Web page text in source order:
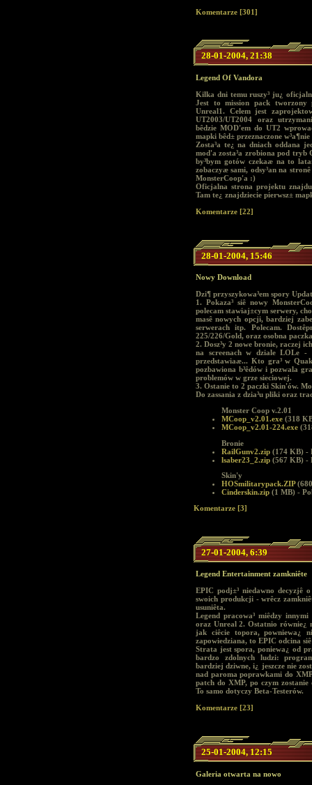
Komentarze [301]
28-01-2004, 21:38
Legend Of Vandora
Kilka dni temu ruszy³ ju¿
Jest to mission pack tworzony
Unreal1. Celem jest
UT2003/UT2004 oraz
bêdzie MOD'em do UT2
mapki bêd± przeznaczone
Zosta³a te¿ na dniach oddana
mod'a zosta³a zrobiona pod tryb
by³bym gotów czekaæ na to
zobaczyæ sami, odsy³an na
MonsterCoop'a :)
Oficjalna strona projektu
Tam te¿ znajdziecie pierwsz±
Komentarze [22]
28-01-2004, 15:46
Nowy Download
Dzi¶ przyszykowa³em spory
1. Pokaza³ siê nowy
polecam stawiaj±cym serwery,
masê nowych opcji, bardziej
serwerach itp. Polecam.
225/226/Gold, oraz osobna
2. Dosz³y 2 nowe bronie, raczej
na screenach w dziale LOLe
przedstawiaæ... Kto gra³ w
pozbawiona b³êdów i pozwala
problemów w grze sieciowej.
3. Ostanie to 2 paczki Skin'ów.
Do zassania z dzia³u pliki oraz
Monster Coop v.2.01
MCoop_v2.01.exe (318
MCoop_v2.01-224.exe
Bronie
RailGunv2.zip (174 KB) -
lsaber23_2.zip (567 KB) -
Skin'y
HOSmilitarypack.ZIP
Cinderskin.zip (1 MB) -
Komentarze [3]
27-01-2004, 6:39
Legend Entertainment zamkniête
EPIC podj±³ niedawno decyzjê
swoich produkcji - wrêcz
usuniêta.
Legend pracowa³ miêdzy
oraz Unreal 2. Ostatnio równie¿
jak ciêcie topora, powniewa¿
zapowiedziana, to EPIC odcina
Strata jest spora, poniewa¿ od
bardzo zdolnych ludzi:
bardziej dziwne, i¿ jeszcze nie
nad paroma poprawkami do
patch do XMP, po czym
To samo dotyczy Beta-Testerów.
Komentarze [23]
25-01-2004, 12:15
Galeria otwarta na nowo